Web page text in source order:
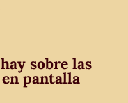
sobre las
pantalla